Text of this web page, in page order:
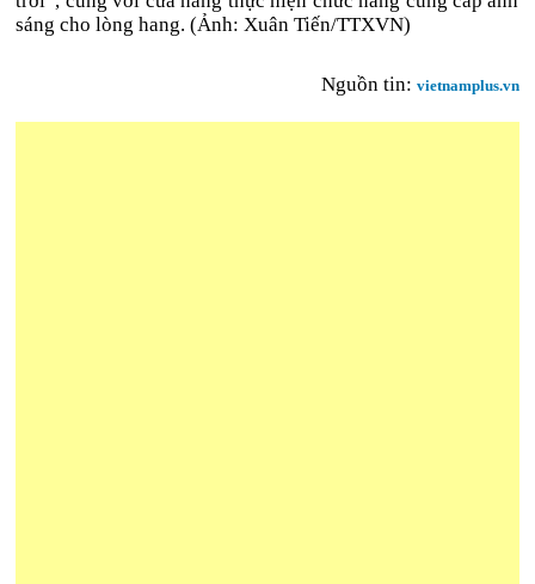
sáng cho lòng hang. (Ảnh: Xuân Tiến/TTXVN)
Nguồn tin: vietnamplus.vn